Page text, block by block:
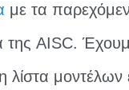
με τα
της AISC.
λίστα